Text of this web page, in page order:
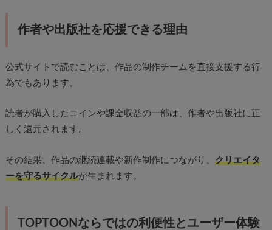
作者や出版社を応援できる理由
公式サイトで読むことは、作品の制作チームを直接支援する行
為でもあります。
読者が購入したコインや課金収益の一部は、作者や出版社に正
しく還元されます。
その結果、作品の継続連載や新作制作につながり、 クリエイタ
ーを守るサイクルが生まれます。
TOPTOONならではの利便性とユーザー体験